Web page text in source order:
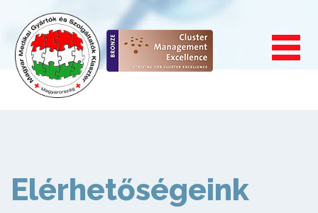
Menu
Elérhetőségeink